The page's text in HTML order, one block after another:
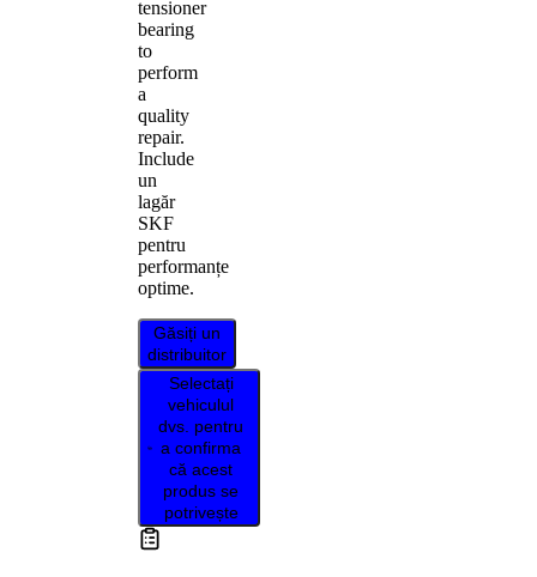
tensioner
bearing
to
perform
a
quality
repair.
Include
un
lagăr
SKF
pentru
performanțe
optime.
Găsiți un
distribuitor
Selectați
vehiculul
dvs. pentru
a confirma
că acest
produs se
potrivește